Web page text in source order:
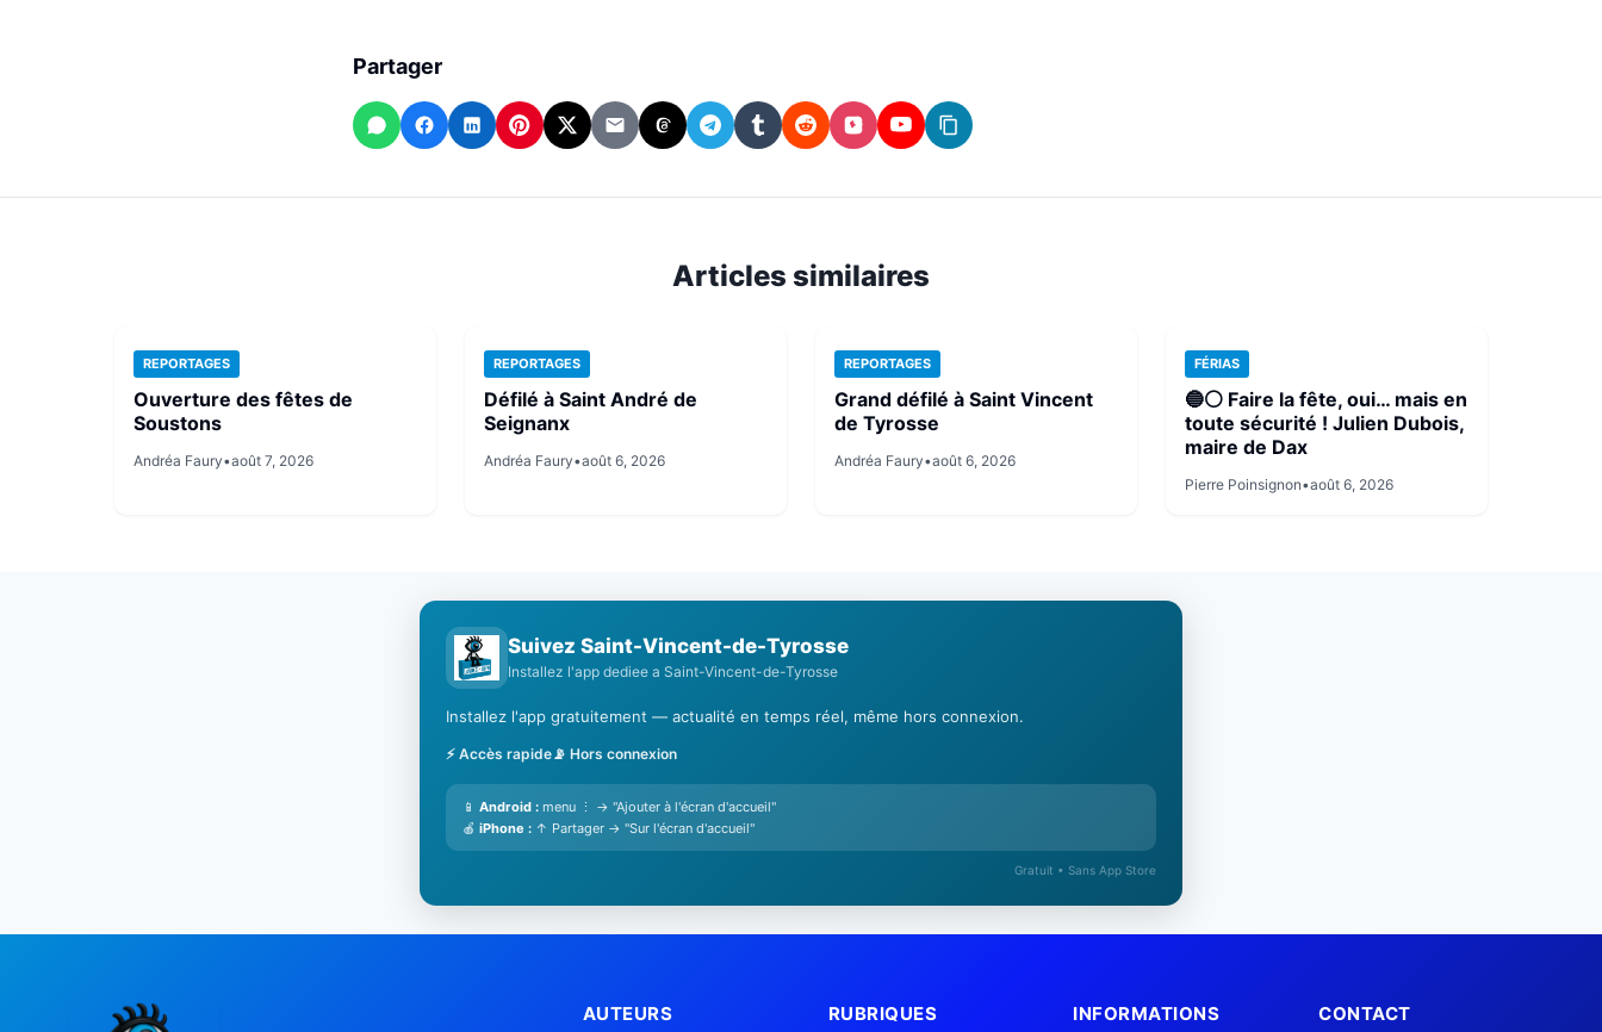
Partager
WhatsAppFacebook
LinkedInPinterest
X
EmailThreadsTelegram
TumblrRedditInstagram
YouTubeCopier
lien
Articles similaires
REPORTAGES
Ouverture des fêtes de
Soustons
Andréa Faury•août 7, 2026
REPORTAGES
Défilé à Saint André de
Seignanx
Andréa Faury•août 6, 2026
REPORTAGES
Grand défilé à Saint Vincent
de Tyrosse
Andréa Faury•août 6, 2026
FÉRIAS
🔵⚪ Faire la fête, oui… mais en
toute sécurité ! Julien Dubois,
maire de Dax
Pierre Poinsignon•août 6, 2026
Suivez Saint-Vincent-de-Tyrosse
Installez l'app dediee a Saint-Vincent-de-Tyrosse
Installez l'app gratuitement — actualité en temps réel, même hors connexion.
⚡ Accès rapide📡 Hors connexion
📱 Android : menu ⋮ → "Ajouter à l'écran d'accueil"
🍎 iPhone : ↑ Partager → "Sur l'écran d'accueil"
Gratuit • Sans App Store
AUTEURS RUBRIQUES INFORMATIONS CONTACT